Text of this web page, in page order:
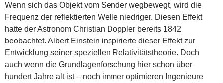
Wenn sich das Objekt vom Sender wegbewegt, wird die
Frequenz der reflektierten Welle niedriger. Diesen Effekt
hatte der Astronom Christian Doppler bereits 1842
beobachtet. Albert Einstein inspirierte dieser Effekt zur
Entwicklung seiner speziellen Relativitätstheorie. Doch
auch wenn die Grundlagenforschung hier schon über
hundert Jahre alt ist – noch immer optimieren Ingenieure